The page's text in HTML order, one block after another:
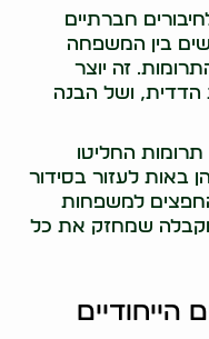
חברתיים
בין המשפחה
זה יוצר
ושל הבנה
החליטו
באות לעזור בסידור
למשפחות
וקבלה שמחזק את כל